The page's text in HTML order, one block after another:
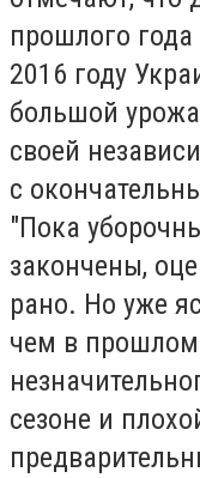
прошлого года
2016 году
большой
своей
с
"Пока
закончены,
рано. Но уже
чем в прошлом
сезоне и